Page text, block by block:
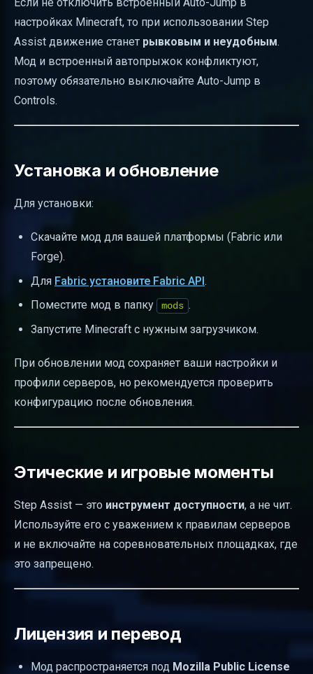
Если не отключить встроенный Auto-Jump в
настройках Minecraft, то при использовании Step
Assist движение станет рывковым и неудобным.
Мод и встроенный автопрыжок конфликтуют,
поэтому обязательно выключайте Auto-Jump в
Controls.
Установка и обновление
Для установки:
Скачайте мод для вашей платформы (Fabric или
Forge).
Для Fabric установите Fabric API.
Поместите мод в папку
mods .
Запустите Minecraft с нужным загрузчиком.
При обновлении мод сохраняет ваши настройки и
профили серверов, но рекомендуется проверить
конфигурацию после обновления.
Этические и игровые моменты
Step Assist — это инструмент доступности, а не чит.
Используйте его с уважением к правилам серверов
и не включайте на соревновательных площадках, где
это запрещено.
Лицензия и перевод
Мод распространяется под Mozilla Public License